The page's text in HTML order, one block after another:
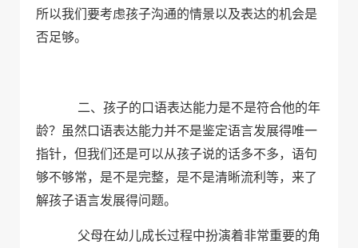
所以我们要考虑孩子沟通的情景以及表达的机会是
否足够。
二、孩子的口语表达能力是不是符合他的年
龄？虽然口语表达能力并不是鉴定语言发展得唯一
指针，但我们还是可以从孩子说的话多不多，语句
够不够常，是不是完整，是不是清晰流利等，来了
解孩子语言发展得问题。
父母在幼儿成长过程中扮演着非常重要的角